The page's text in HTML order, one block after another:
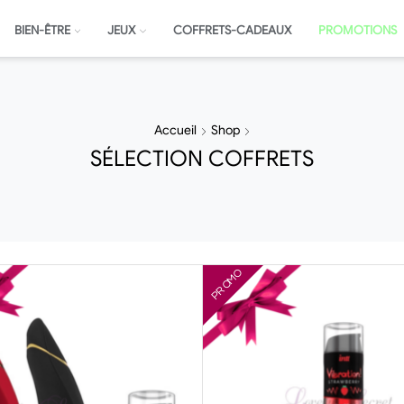
BIEN-ÊTRE JEUX COFFRETS-CADEAUX PROMOTIONS
Accueil Shop
SÉLECTION COFFRETS
PROMO